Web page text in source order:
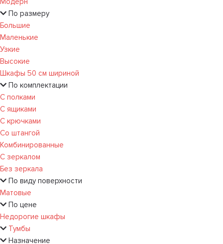
По размеру
Большие
Маленькие
Узкие
Высокие
Шкафы 50 см шириной
По комплектации
С полками
С ящиками
С крючками
Со штангой
Комбинированные
С зеркалом
Без зеркала
По виду поверхности
Матовые
По цене
Недорогие шкафы
Тумбы
Назначение